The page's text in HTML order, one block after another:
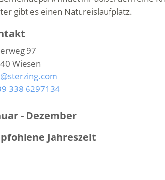
gibt es einen Natureislaufplatz.
97
Wiesen
338 6297134
- Dezember
Jahreszeit